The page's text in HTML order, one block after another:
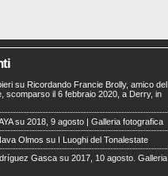
su Ricordando Francie Brolly, amico del
scomparso il 6 febbraio 2020, a Derry, in
su 2018, 9 agosto | Galleria fotografica
Olmos su
I Luoghi del Tonalestate
Gasca su 2017, 10 agosto. Galleria